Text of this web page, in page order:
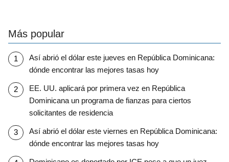
Más popular
Así abrió el dólar este jueves en República Dominicana:
dónde encontrar las mejores tasas hoy
EE. UU. aplicará por primera vez en República
Dominicana un programa de fianzas para ciertos
solicitantes de residencia
Así abrió el dólar este viernes en República Dominicana:
dónde encontrar las mejores tasas hoy